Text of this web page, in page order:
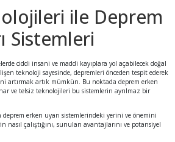
ile Deprem
Sistemleri
ciddi insani ve maddi kayıplara yol açabilecek doğal
teknoloji sayesinde, depremleri önceden tespit ederek
artırmak artık mümkün. Bu noktada deprem erken
ve telsiz teknolojileri bu sistemlerin ayrılmaz bir
erken uyarı sistemlerindeki yerini ve önemini
nasıl çalıştığını, sunulan avantajlarını ve potansiyel